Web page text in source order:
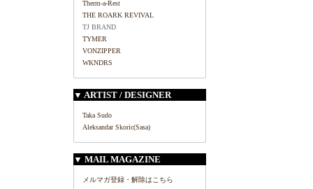
Therm-a-Rest
THE ROARK REVIVAL
TJ BRAND
TYMER
VONZIPPER
WKNDRS
▼ ARTIST / DESIGNER
Taka Sudo
Aleksandar Skoric(Sasa)
▼ MAIL MAGAZINE
メルマガ登録・解除はこちら